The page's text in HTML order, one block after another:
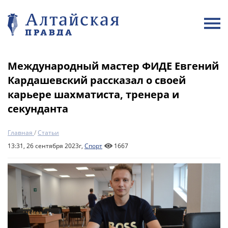
Международный мастер ФИДЕ Евгений
Кардашевский рассказал о своей
карьере шахматиста, тренера и
секунданта
Главная /Статьи
13:31, 26 сентября 2023г, Спорт 1667